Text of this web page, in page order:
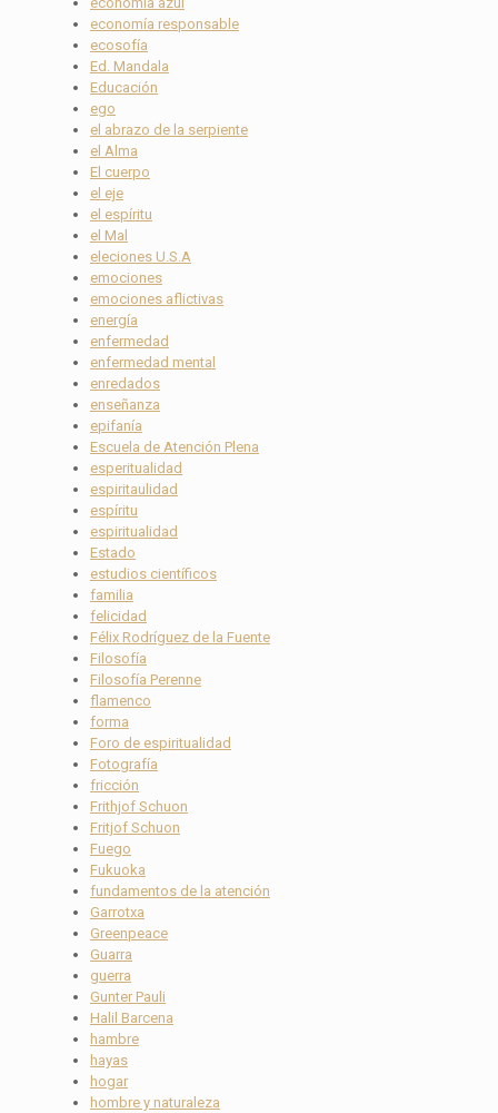
economía responsable
ecosofía
Ed. Mandala
Educación
ego
el abrazo de la serpiente
el Alma
El cuerpo
el eje
el espíritu
el Mal
eleciones U.S.A
emociones
emociones aflictivas
energía
enfermedad
enfermedad mental
enredados
enseñanza
epifanía
Escuela de Atención Plena
esperitualidad
espiritaulidad
espíritu
espiritualidad
Estado
estudios científicos
familia
felicidad
Félix Rodríguez de la Fuente
Filosofía
Filosofía Perenne
flamenco
forma
Foro de espiritualidad
Fotografía
fricción
Frithjof Schuon
Fritjof Schuon
Fuego
Fukuoka
fundamentos de la atención
Garrotxa
Greenpeace
Guarra
guerra
Gunter Pauli
Halil Barcena
hambre
hayas
hogar
hombre y naturaleza